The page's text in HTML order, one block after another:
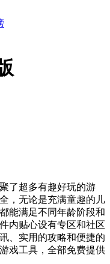
了超多有趣好玩的游
，无论是充满童趣的儿
能满足不同年龄阶段和
内贴心设有专区和社区
、实用的攻略和便捷的
戏工具，全部免费提供